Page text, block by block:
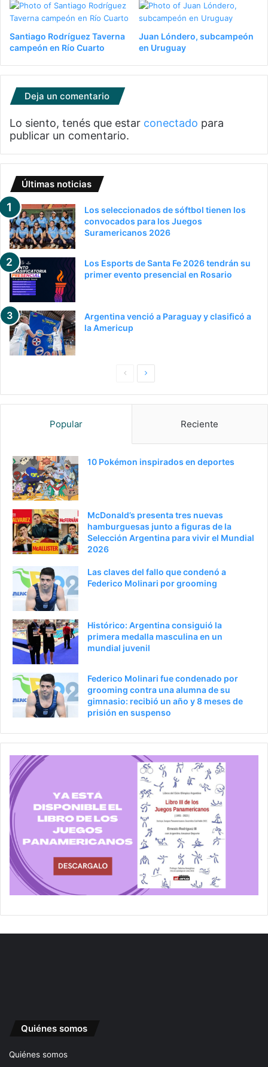
Santiago Rodríguez Taverna
campeón en Río Cuarto
Juan Lóndero, subcampeón
en Uruguay
Deja un comentario
Lo siento, tenés que estar conectado para
publicar un comentario.
Últimas noticias
Los seleccionados de sóftbol tienen los
convocados para los Juegos
Suramericanos 2026
Los Esports de Santa Fe 2026 tendrán su
primer evento presencial en Rosario
Argentina venció a Paraguay y clasificó a
la Americup
PaginaSiguiente
Popular Reciente
10 Pokémon inspirados en deportes
McDonald’s presenta tres nuevas
hamburguesas junto a figuras de la
Selección Argentina para vivir el Mundial
2026
Las claves del fallo que condenó a
Federico Molinari por grooming
Histórico: Argentina consiguió la
primera medalla masculina en un
mundial juvenil
Federico Molinari fue condenado por
grooming contra una alumna de su
gimnasio: recibió un año y 8 meses de
prisión en suspenso
Quiénes somos
Quiénes somos